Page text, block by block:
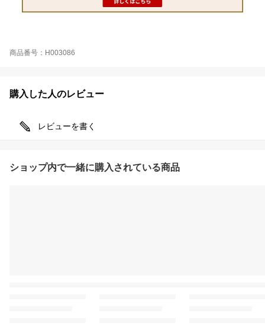
商品番号：H003086
購入した人のレビュー
レビューを書く
ショップ内で一緒に購入されている商品